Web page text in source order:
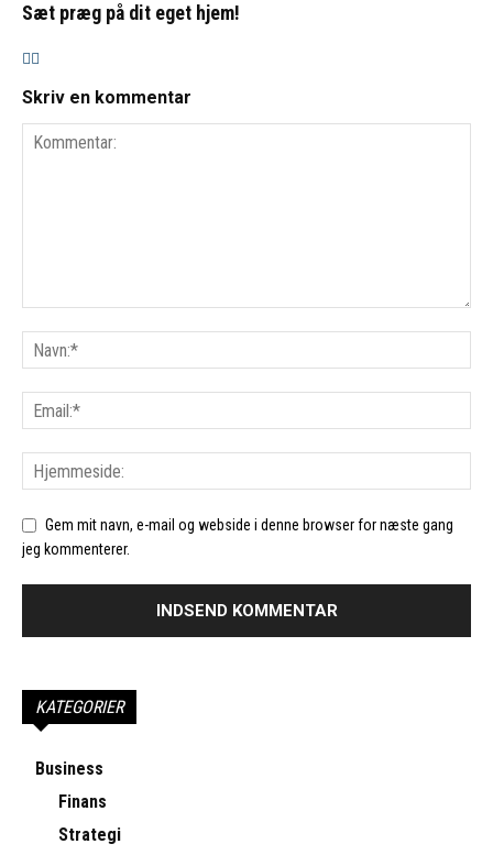
Sæt præg på dit eget hjem!
Skriv en kommentar
Gem mit navn, e-mail og webside i denne browser for næste gang
jeg kommenterer.
KATEGORIER
Business
Finans
Strategi